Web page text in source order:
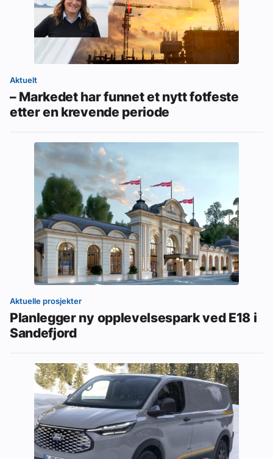
Aktuelt
– Markedet har funnet et nytt fotfeste
etter en krevende periode
Aktuelle prosjekter
Planlegger ny opplevelsespark ved E18 i
Sandefjord